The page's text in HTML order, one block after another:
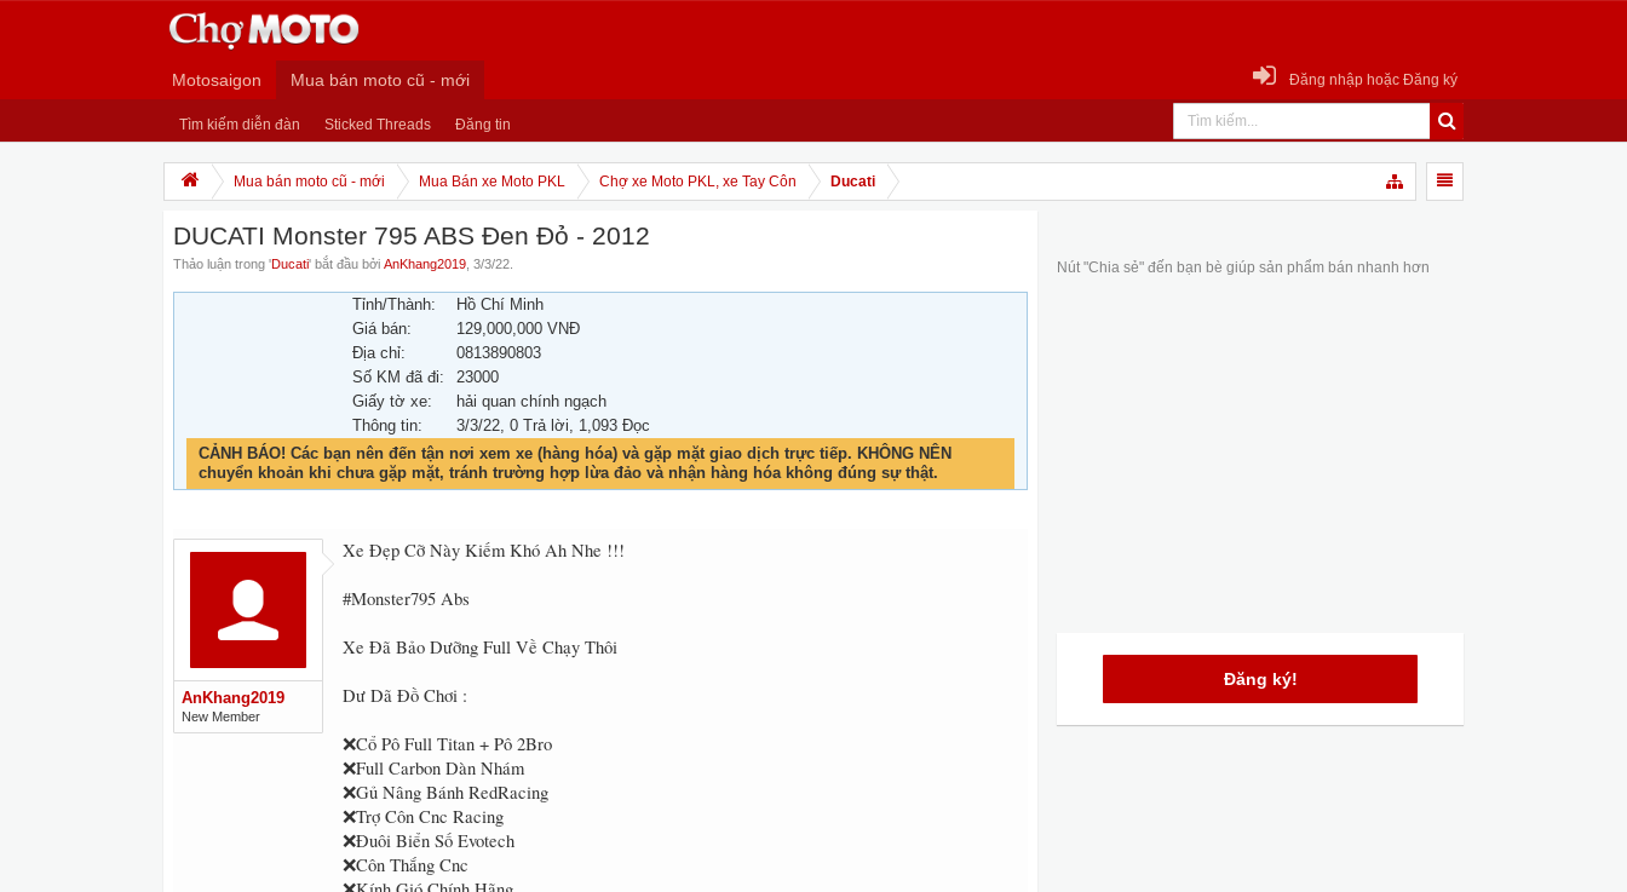
Motosaigon Mua bán moto cũ - mới
Tìm kiếm diễn đàn Sticked Threads Đăng tin
Đăng nhập hoặc Đăng ký
Mua bán moto cũ - mới Mua Bán xe Moto PKL Chợ xe Moto PKL, xe Tay Côn Ducati
DUCATI Monster 795 ABS Đen Đỏ - 2012
Thảo luận trong 'Ducati' bắt đầu bởi AnKhang2019 3/3/22
Tỉnh/Thành:
Hồ Chí Minh
Giá bán:
129,000,000 VNĐ
Địa chỉ:
0813890803
Số KM đã đi:
23000
Giấy tờ xe:
hải quan chính ngạch
Thông tin:
3/3/22, 0 Trả lời, 1,093 Đọc
CẢNH BÁO! Các bạn nên đến tận nơi xem xe (hàng hóa) và gặp mặt giao dịch trực tiếp. KHÔNG NÊN
chuyển khoản khi chưa gặp mặt, tránh trường hợp lừa đảo và nhận hàng hóa không đúng sự thật.
AnKhang2019
New Member
Xe Đẹp Cỡ Này Kiếm Khó Ah Nhe !!!
#Monster795 Abs
Xe Đã Bảo Dưỡng Full Về Chạy Thôi
Dư Dã Đồ Chơi :
❌Cổ Pô Full Titan + Pô 2Bro
❌Full Carbon Dàn Nhám
❌Gủ Nâng Bánh RedRacing
❌Trợ Côn Cnc Racing
❌Đuôi Biển Số Evotech
❌Côn Thắng Cnc
Nút "Chia sẻ" đến bạn bè giúp sản phẩm bán nhanh hơn
Đăng ký!